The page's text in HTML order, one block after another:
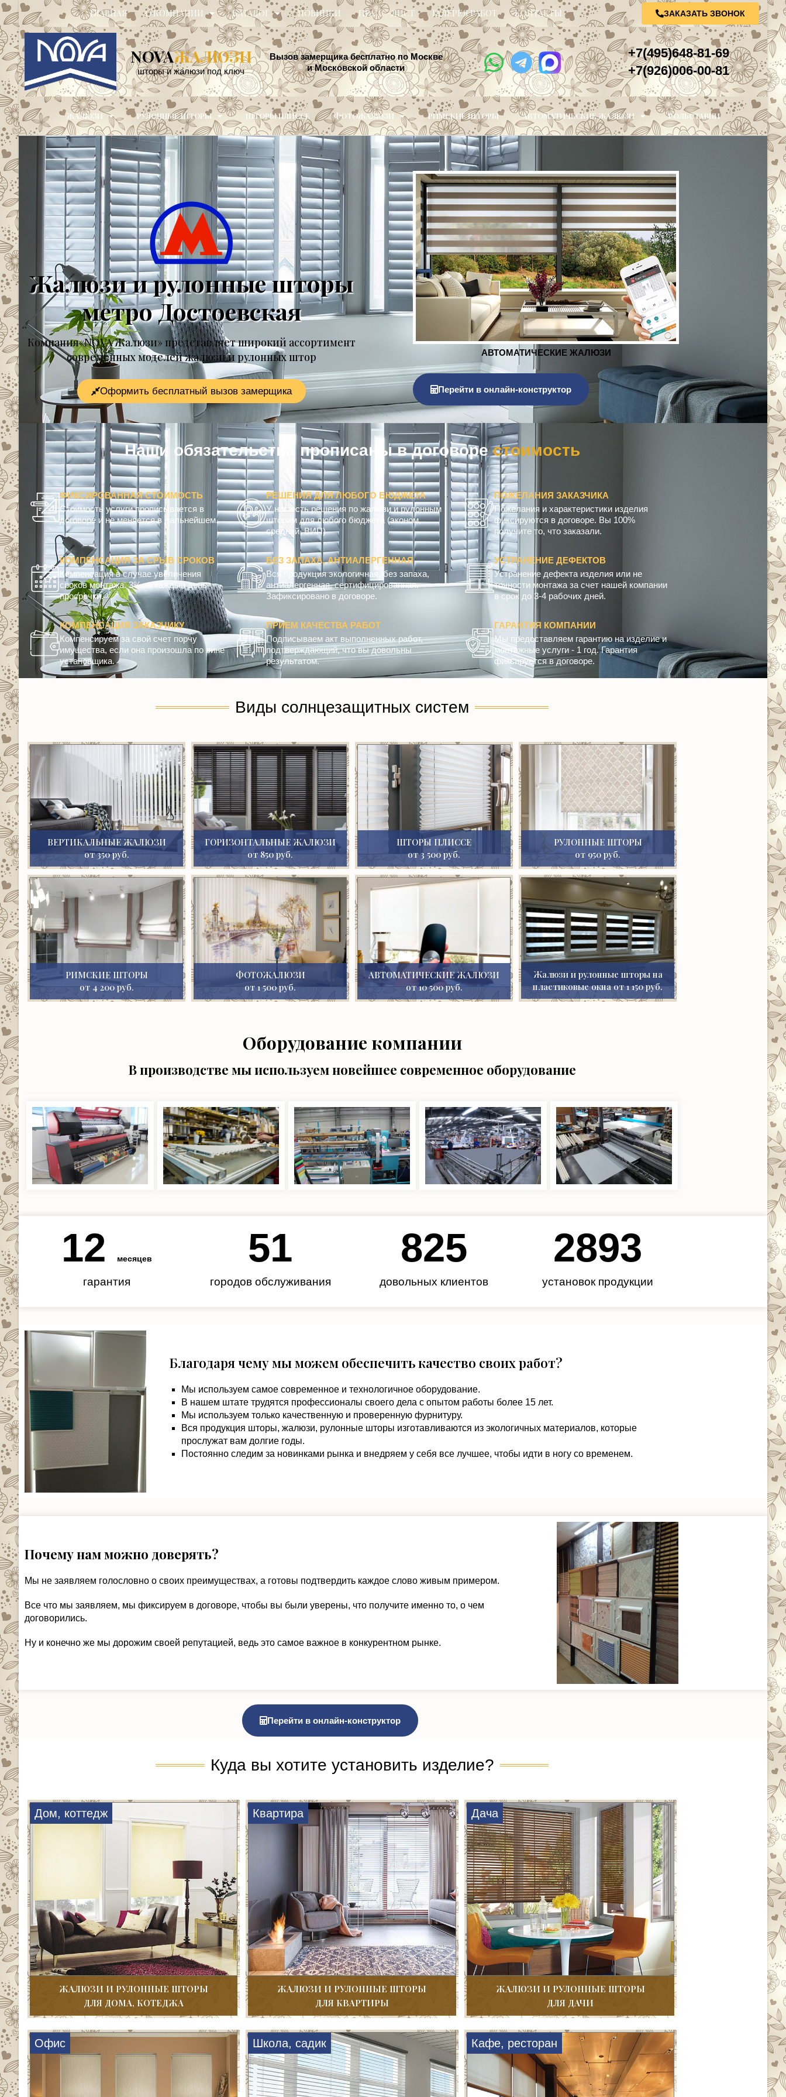
ГЛАВНАЯ О КОМПАНИИ КАТАЛОГ НОВИНКИ ПРАЙС-ЛИСТ ГАЛЕРЕЯ РАБОТ КОНТАКТЫ ЗАКАЗАТЬ ЗВОНОК
NOVAЖАЛЮЗИ
шторы и жалюзи под ключ
Вызов замерщика бесплатно по Москве
и Московской области
+7(495)648-81-69
+7(926)006-00-81
ЖАЛЮЗИ РУЛОННЫЕ ШТОРЫ ШТОРЫ ПЛИССЕ ФОТОЖАЛЮЗИ РИМСКИЕ ШТОРЫ АВТОМАТИЧЕСКИЕ ЖАЛЮЗИ РОЛЬСТАВНИ
Жалюзи и рулонные шторы
метро Достоевская
Компания«NOVA Жалюзи» представляет широкий ассортимент
современных моделей жалюзи и рулонных штор
Оформить бесплатный вызов замерщика
ЖАЛЮЗИ
Перейти в онлайн-конструктор
Наши обязательства прописаны в договоре ком
ФИКСИРОВАННАЯ СТОИМОСТЬ
Стоимость услуги прописывается в
договоре и не меняется в дальнейшем.
РЕШЕНИЯ ДЛЯ ЛЮБОГО БЮДЖЕТА
У нас есть решения по жалюзи и рулонным
шторам для любого бюджета (эконом,
средний, ВИП)
ПОЖЕЛАНИЯ ЗАКАЗЧИКА
Пожелания и характеристики изделия
фиксируются в договоре. Вы 100%
получите то, что заказали.
КОМПЕНСАЦИЯ ЗА СРЫВ СРОКОВ
Компенсация в случае увеличения
сроков монтажа. 3% за каждый день
просрочки.
БЕЗ ЗАПАХА, АНТИАЛЕРГЕННАЯ
Вся продукция экологичная, без запаха,
антиалергенная, сертифицированная.
Зафиксировано в договоре.
УСТРАНЕНИЕ ДЕФЕКТОВ
Устранение дефекта изделия или не
точности монтажа за счет нашей компании
в срок до 3-4 рабочих дней.
КОМПЕНСАЦИЯ ЗАКАЗЧИКУ
Компенсируем за свой счет порчу
имущества, если она произошла по вине
установщика.
ПРИЕМ КАЧЕСТВА РАБОТ
Подписываем акт выполненных работ,
подтверждающий, что вы довольны
результатом.
ГАРАНТИЯ КОМПАНИИ
Мы предоставляем гарантию на изделие и
монтажные услуги - 1 год. Гарантия
фиксируется в договоре.
Виды солнцезащитных систем
ВЕРТИКАЛЬНЫЕ ЖАЛЮЗИ
от 350 руб.
ГОРИЗОНТАЛЬНЫЕ ЖАЛЮЗИ
от 850 руб.
ШТОРЫ ПЛИССЕ
от 3 500 руб.
РУЛОННЫЕ ШТОРЫ
от 950 руб.
РИМСКИЕ ШТОРЫ
от 4 200 руб.
ФОТОЖАЛЮЗИ
от 1 500 руб.
АВТОМАТИЧЕСКИЕ ЖАЛЮЗИ
от 10 500 руб.
Жалюзи и рулонные шторы на
пластиковые окна от 1 150 руб.
Оборудование компании
В производстве мы используем новейшее современное оборудование
гарантия
12 месяцев
городов обслуживания
62
довольных клиентов
985
установок продукции
3450
Благодаря чему мы можем обеспечить качество своих работ?
Мы используем самое современное и технологичное оборудование.
В нашем штате трудятся профессионалы своего дела с опытом работы более 15 лет.
Мы используем только качественную и проверенную фурнитуру.
Вся продукция шторы, жалюзи, рулонные шторы изготавливаются из экологичных материалов, которые
прослужат вам долгие годы.
Постоянно следим за новинками рынка и внедряем у себя все лучшее, чтобы идти в ногу со временем.
Почему нам можно доверять?
Мы не заявляем голословно о своих преимуществах, а готовы подтвердить каждое слово живым примером.
Все что мы заявляем, мы фиксируем в договоре, чтобы вы были уверены, что получите именно то, о чем
договорились.
Ну и конечно же мы дорожим своей репутацией, ведь это самое важное в конкурентном рынке.
Перейти в онлайн-конструктор
Куда вы хотите установить изделие?
Дом, коттедж
ЖАЛЮЗИ И РУЛОННЫЕ ШТОРЫ
ДЛЯ ДОМА, КОТЕДЖА
Квартира
ЖАЛЮЗИ И РУЛОННЫЕ ШТОРЫ
ДЛЯ КВАРТИРЫ
Дача
ЖАЛЮЗИ И РУЛОННЫЕ ШТОРЫ
ДЛЯ ДАЧИ
Офис Школа, садик Кафе, ресторан